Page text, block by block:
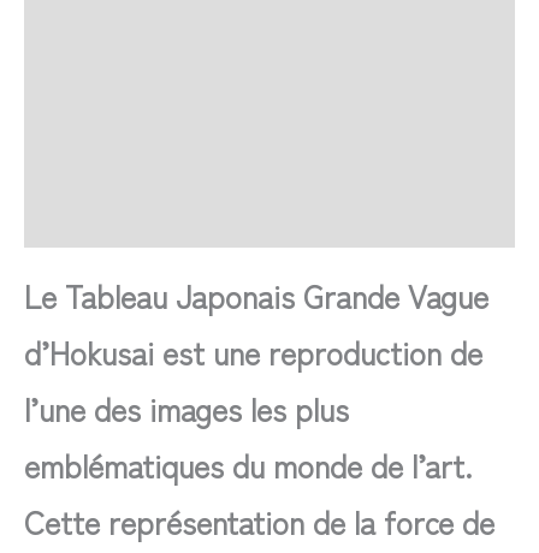
Le Tableau Japonais Grande Vague
d’Hokusai est une reproduction de
l’une des images les plus
emblématiques du monde de l’art.
Cette représentation de la force de